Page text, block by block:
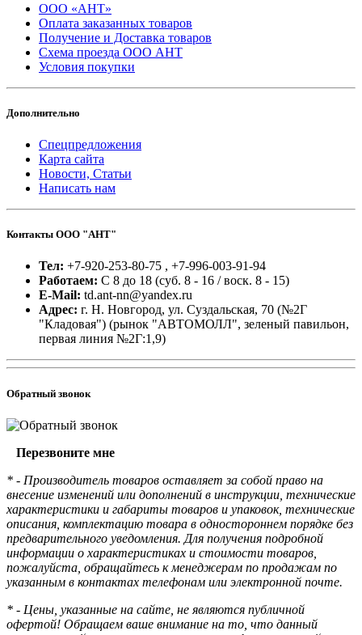
ООО «АНТ»
Оплата заказанных товаров
Получение и Доставка товаров
Схема проезда ООО АНТ
Условия покупки
Дополнительно
Спецпредложения
Карта сайта
Новости, Статьи
Написать нам
Контакты ООО "АНТ"
Тел: +7-920-253-80-75 , +7-996-003-91-94
Работаем: С 8 до 18 (суб. 8 - 16 / воск. 8 - 15)
E-Mail: td.ant-nn@yandex.ru
Адрес: г. Н. Новгород, ул. Суздальская, 70 (№2Г
"Кладовая") (рынок "АВТОМОЛЛ", зеленый павильон,
первая линия №2Г:1,9)
Обратный звонок
Перезвоните мне
* - Производитель товаров оставляет за собой право на
внесение изменений или дополнений в инструкции, технические
характеристики и габариты товаров и упаковок, технические
описания, комплектацию товара в одностороннем порядке без
предварительного уведомления. Для получения подробной
информации о характеристиках и стоимости товаров,
пожалуйста, обращайтесь к менеджерам по продажам по
указанным в контактах телефонам или электронной почте.
* - Цены, указанные на сайте, не являются публичной
офертой! Обращаем ваше внимание на то, что данный